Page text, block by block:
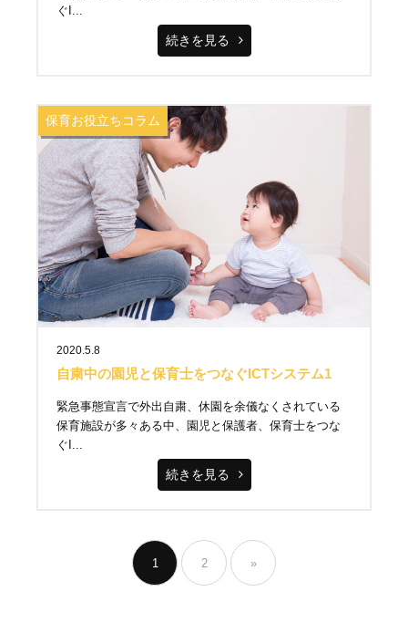
ぐI...
続きを見る
2020.5.8
自粛中の園児と保育士をつなぐICTシステム1
緊急事態宣言で外出自粛、休園を余儀なくされている
保育施設が多々ある中、園児と保護者、保育士をつな
ぐI...
続きを見る
保育お役立ちコラム
1 2 »